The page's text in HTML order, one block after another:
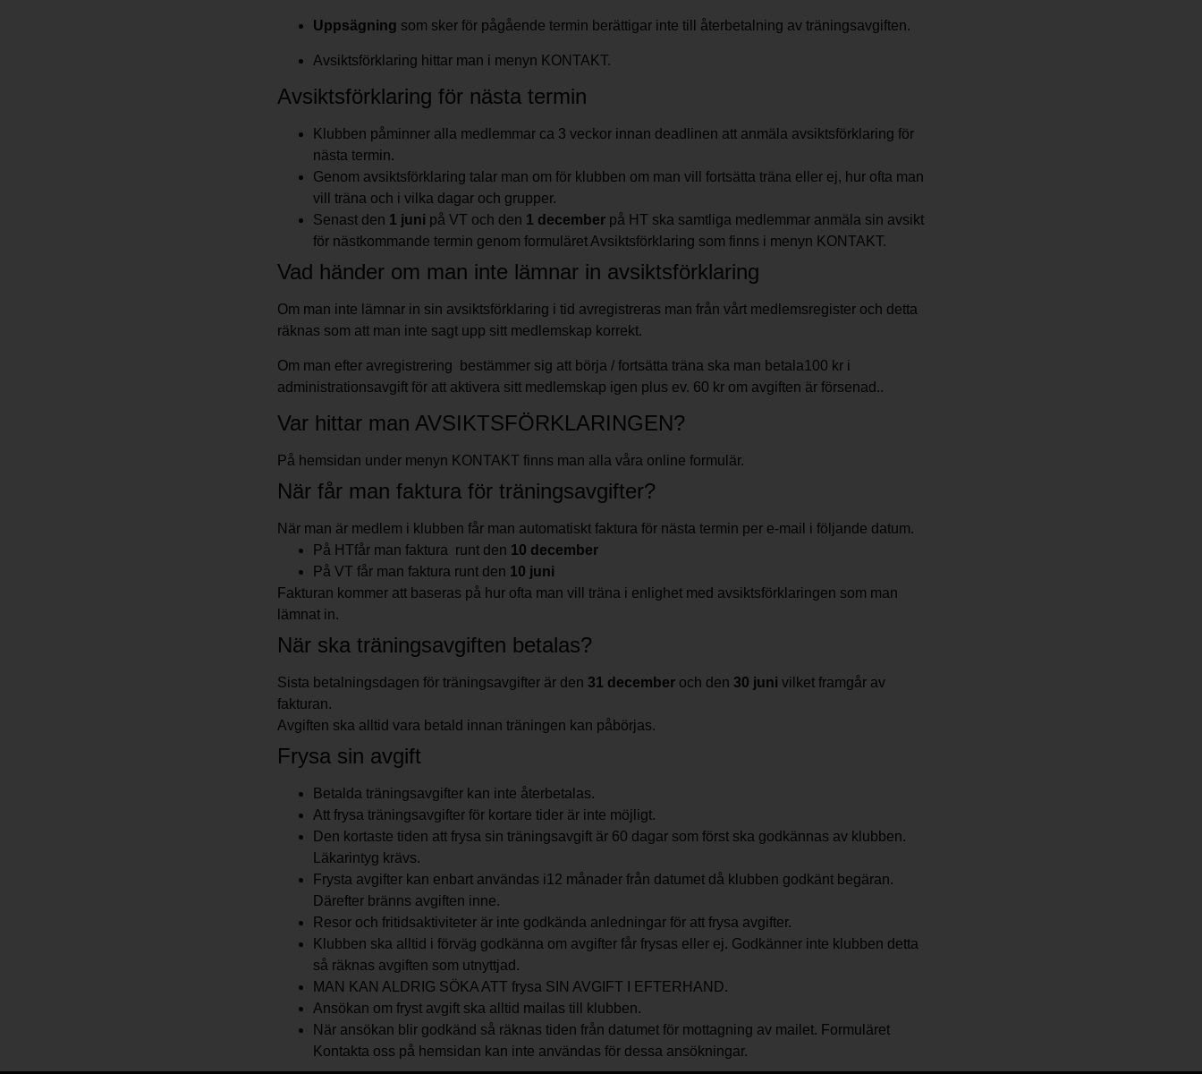
Uppsägning som sker för pågående termin berättigar inte till återbetalning av träningsavgiften.
Avsiktsförklaring hittar man i menyn KONTAKT.
Avsiktsförklaring för nästa termin
Klubben påminner alla medlemmar ca 3 veckor innan deadlinen att anmäla avsiktsförklaring för
nästa termin.
Genom avsiktsförklaring talar man om för klubben om man vill fortsätta träna eller ej, hur ofta man
vill träna och i vilka dagar och grupper.
Senast den 1 juni på VT och den 1 december på HT ska samtliga medlemmar anmäla sin avsikt
för nästkommande termin genom formuläret Avsiktsförklaring som finns i menyn KONTAKT.
Vad händer om man inte lämnar in avsiktsförklaring
Om man inte lämnar in sin avsiktsförklaring i tid avregistreras man från vårt medlemsregister och detta
räknas som att man inte sagt upp sitt medlemskap korrekt.
Om man efter avregistrering bestämmer sig att börja / fortsätta träna ska man betala100 kr i
administrationsavgift för att aktivera sitt medlemskap igen plus ev. 60 kr om avgiften är försenad..
Var hittar man AVSIKTSFÖRKLARINGEN?
På hemsidan under menyn KONTAKT finns man alla våra online formulär.
När får man faktura för träningsavgifter?
När man är medlem i klubben får man automatiskt faktura för nästa termin per e-mail i följande datum.
På HTfår man faktura runt den 10 december
På VT får man faktura runt den 10 juni
Fakturan kommer att baseras på hur ofta man vill träna i enlighet med avsiktsförklaringen som man
lämnat in.
När ska träningsavgiften betalas?
Sista betalningsdagen för träningsavgifter är den 31 december och den 30 juni vilket framgår av
fakturan.
Avgiften ska alltid vara betald innan träningen kan påbörjas.
Frysa sin avgift
Betalda träningsavgifter kan inte återbetalas.
Att frysa träningsavgifter för kortare tider är inte möjligt.
Den kortaste tiden att frysa sin träningsavgift är 60 dagar som först ska godkännas av klubben.
Läkarintyg krävs.
Frysta avgifter kan enbart användas i12 månader från datumet då klubben godkänt begäran.
Därefter bränns avgiften inne.
Resor och fritidsaktiviteter är inte godkända anledningar för att frysa avgifter.
Klubben ska alltid i förväg godkänna om avgifter får frysas eller ej. Godkänner inte klubben detta
så räknas avgiften som utnyttjad.
MAN KAN ALDRIG SÖKA ATT frysa SIN AVGIFT I EFTERHAND.
Ansökan om fryst avgift ska alltid mailas till klubben.
När ansökan blir godkänd så räknas tiden från datumet för mottagning av mailet. Formuläret
Kontakta oss på hemsidan kan inte användas för dessa ansökningar.